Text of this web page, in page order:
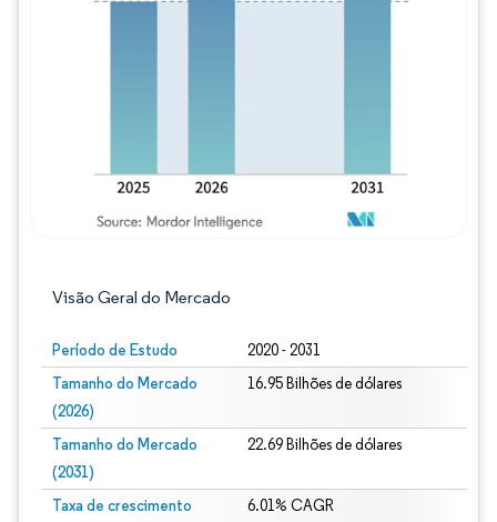
Visão Geral do Mercado
Período de Estudo 2020 - 2031
Tamanho do Mercado
(2026)
16.95 Bilhões de dólares
Tamanho do Mercado
(2031)
22.69 Bilhões de dólares
Taxa de crescimento
6.01% CAGR